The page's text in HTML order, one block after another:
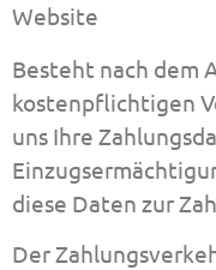
Website
Besteht nach dem
kostenpflichtigen
uns Ihre
diese Daten zur
Der